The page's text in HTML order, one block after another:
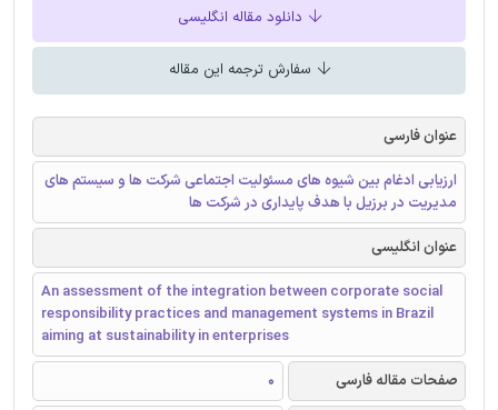
دانلود مقاله انگلیسی
سفارش ترجمه این مقاله
عنوان فارسی
ارزیابی ادغام بین شیوه های مسئولیت اجتماعی شرکت ها و سیستم های
مدیریت در برزیل با هدف پایداری در شرکت ها
عنوان انگلیسی
An assessment of the integration between corporate social
responsibility practices and management systems in Brazil
aiming at sustainability in enterprises
صفحات مقاله فارسی
0